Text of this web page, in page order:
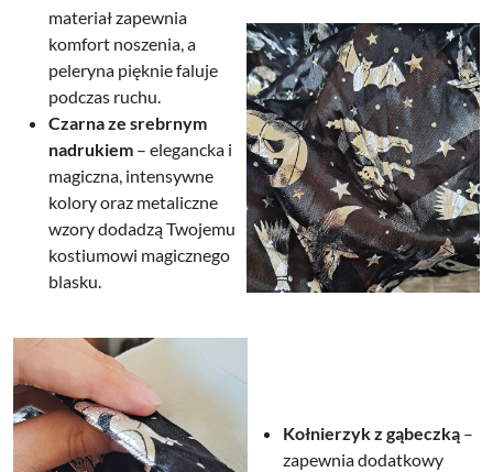
materiał zapewnia
komfort noszenia, a
peleryna pięknie faluje
podczas ruchu.
Czarna ze srebrnym
nadrukiem – elegancka i
magiczna, intensywne
kolory oraz metaliczne
wzory dodadzą Twojemu
kostiumowi magicznego
blasku.
Kołnierzyk z gąbeczką –
zapewnia dodatkowy